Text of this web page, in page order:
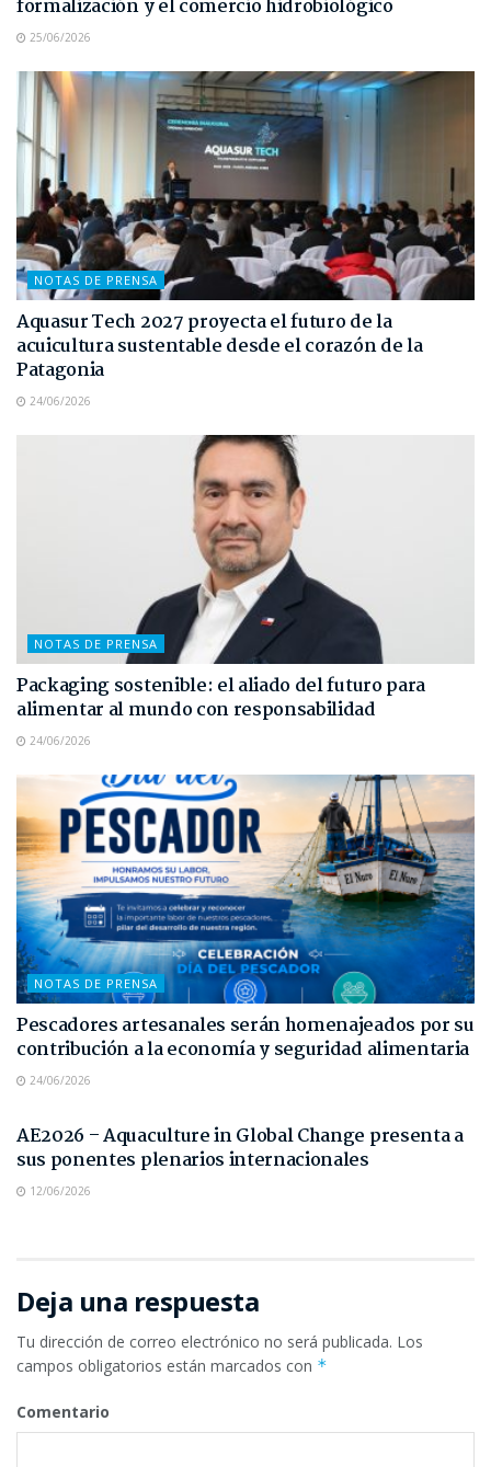
formalización y el comercio hidrobiológico
25/06/2026
NOTAS DE PRENSA
Aquasur Tech 2027 proyecta el futuro de la
acuicultura sustentable desde el corazón de la
Patagonia
24/06/2026
NOTAS DE PRENSA
Packaging sostenible: el aliado del futuro para
alimentar al mundo con responsabilidad
24/06/2026
NOTAS DE PRENSA
Pescadores artesanales serán homenajeados por su
contribución a la economía y seguridad alimentaria
24/06/2026
AE2026 – Aquaculture in Global Change presenta a
sus ponentes plenarios internacionales
12/06/2026
Deja una respuesta
Tu dirección de correo electrónico no será publicada. Los
campos obligatorios están marcados con *
Comentario